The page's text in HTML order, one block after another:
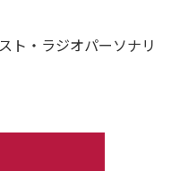
ト・ラジオパーソナリ